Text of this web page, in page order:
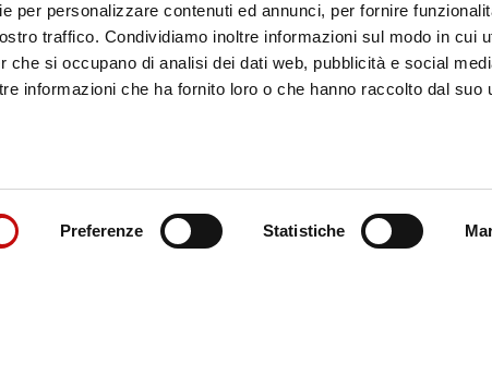
per personalizzare contenuti ed annunci, per fornire
traffico. Condividiamo inoltre informazioni sul modo in cui
che si occupano di analisi dei dati web, pubblicità e social
informazioni che ha fornito loro o che hanno raccolto dal suo
Preferenze Statistiche
Cookie
policy
Privacy
policy